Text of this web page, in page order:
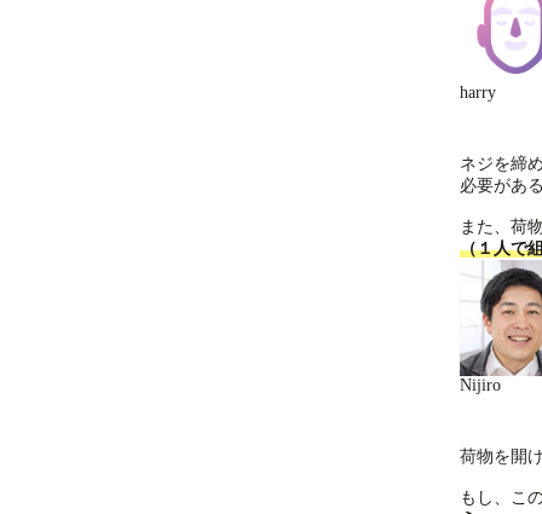
harry
ネジを締
必要があ
また、荷
（１人で
Nijiro
荷物を開
もし、こ